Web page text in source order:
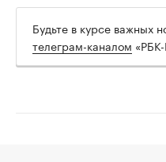
Будьте в курсе важных
телеграм-каналом